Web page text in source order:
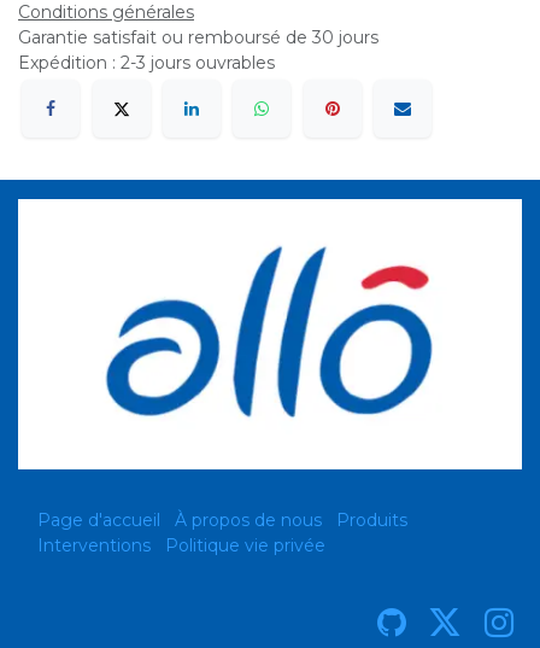
Conditions générales
Garantie satisfait ou remboursé de 30 jours
Expédition : 2-3 jours ouvrables
Page d'accueil À propos de nous
Produits
Interventions
Politique vie privée